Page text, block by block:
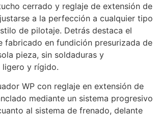
cerrado y reglaje de extensión de
a la perfección a cualquier tipo
de pilotaje. Detrás destaca el
fabricado en fundición presurizada de
pieza, sin soldaduras y
ligero y rígido.
WP con reglaje en extensión de
mediante un sistema progresivo
al sistema de frenado, delante